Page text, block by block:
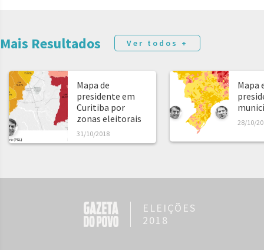
Mais Resultados Ver todos +
Mapa de
presidente em
Curitiba por
zonas eleitorais
31/10/2018
Mapa
28/10/
ELEIÇÕES
2018